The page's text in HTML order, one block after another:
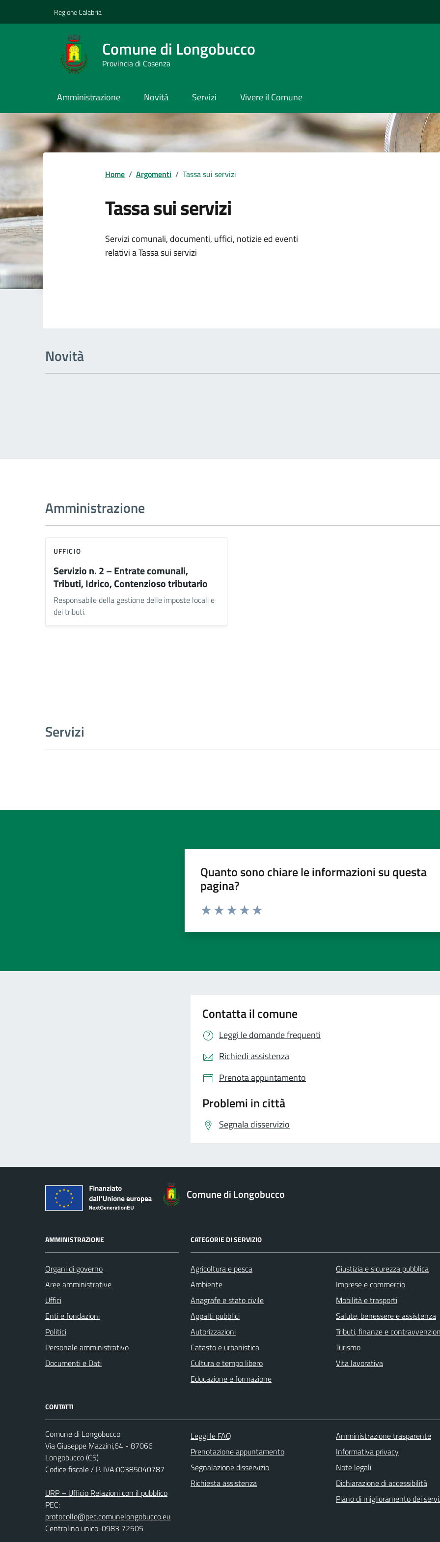
Regione Calabria
Comune di Longobucco
Provincia di Cosenza
Amministrazione Novità Servizi Vivere il Comune
Home / Argomenti / Tassa sui servizi
Tassa sui servizi
Dettagli dell'argomento
Servizi comunali, documenti, uffici, notizie ed eventi
relativi a Tassa sui servizi
Novità
Amministrazione
UFFICIO
Servizio n. 2 – Entrate comunali,
Tributi, Idrico, Contenzioso tributario
Responsabile della gestione delle imposte locali e
dei tributi.
Servizi
Quanto sono chiare le informazioni su questa
pagina?
Contatta il comune
Leggi le domande frequenti
Richiedi assistenza
Prenota appuntamento
Problemi in città
Segnala disservizio
Comune di Longobucco
AMMINISTRAZIONE
Organi di governo
Aree amministrative
Uffici
Enti e fondazioni
Politici
Personale amministrativo
Documenti e Dati
CATEGORIE DI SERVIZIO
Agricoltura e pesca
Ambiente
Anagrafe e stato civile
Appalti pubblici
Autorizzazioni
Catasto e urbanistica
Cultura e tempo libero
Educazione e formazione
Giustizia e sicurezza pubblica
Imprese e commercio
Mobilità e trasporti
Salute, benessere e assistenza
Tributi, finanze e
Turismo
Vita lavorativa
CONTATTI
Comune di Longobucco
Via Giuseppe Mazzini,64 - 87066
Longobucco (CS)
Codice fiscale / P. IVA:00385040787
URP – Ufficio Relazioni con il pubblico
PEC:
protocollo@pec.comunelongobucco.eu
Centralino unico: 0983 72505
Leggi le FAQ
Prenotazione appuntamento
Segnalazione disservizio
Richiesta assistenza
Amministrazione trasparente
Informativa privacy
Note legali
Dichiarazione di accessibilità
Piano di miglioramento dei